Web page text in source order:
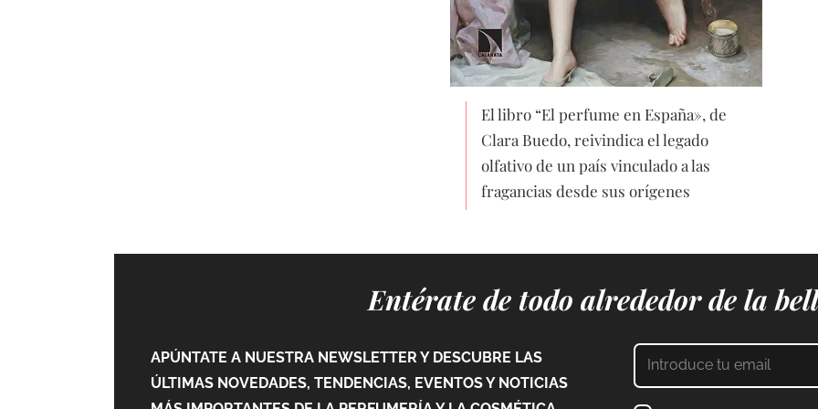
El libro “El perfume en España», de
Clara Buedo, reivindica el legado
olfativo de un país vinculado a las
fragancias desde sus orígenes
Entérate de todo alrededor de la
APÚNTATE A NUESTRA NEWSLETTER Y DESCUBRE LAS
ÚLTIMAS NOVEDADES, TENDENCIAS, EVENTOS Y NOTICIAS